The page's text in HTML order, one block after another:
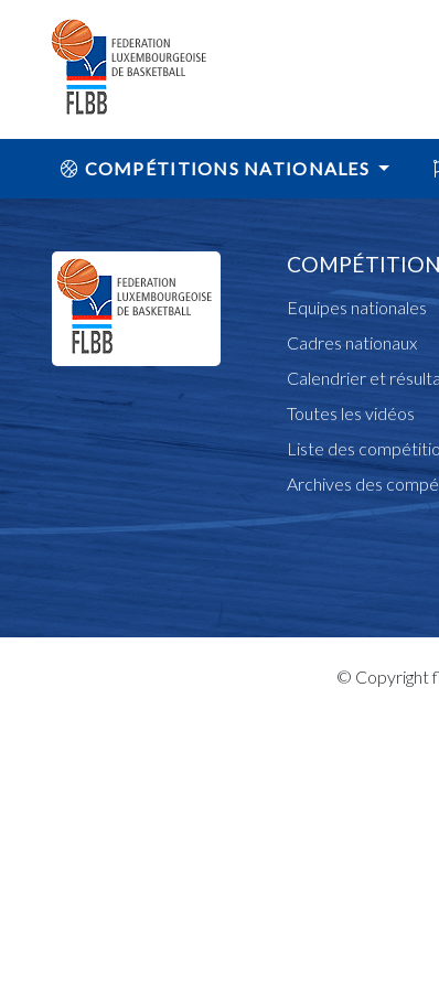
COMPÉTITIONS NATIONALES
Equipes nationales
Cadres nationaux
Calendrier et
Toutes les vidéos
Liste des
Archives des
© Copyright